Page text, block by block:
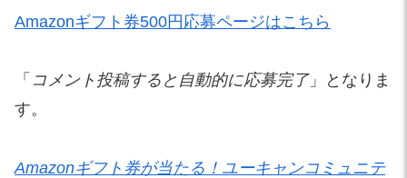
Amazonギフト券500円応募ページはこちら
「 コメント投稿すると自動的に応募完了」となりま
す。
Amazonギフト券が当たる！ユーキャンコミュニテ